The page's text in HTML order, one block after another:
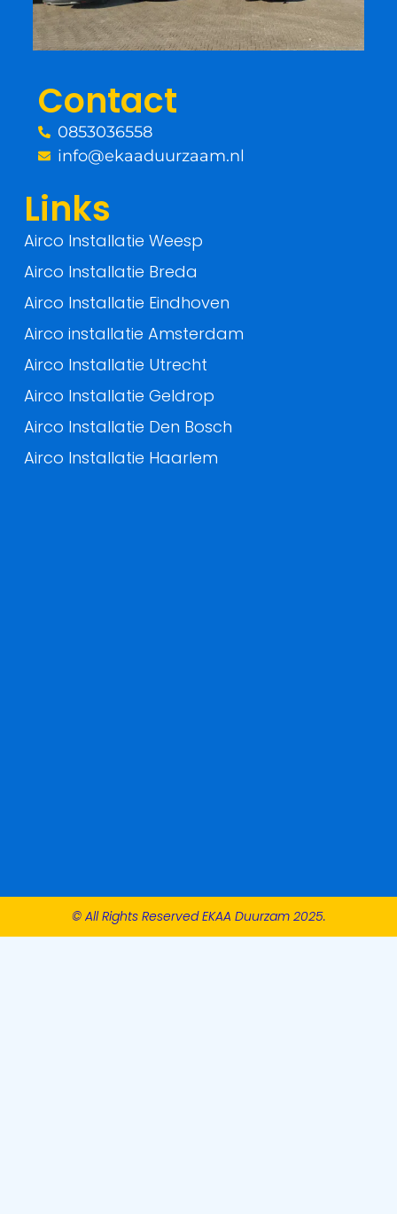
o
k
-
e
Contact
0853036558
info@ekaaduurzaam.nl
Links
Airco Installatie Weesp
Airco Installatie Breda
Airco Installatie Eindhoven
Airco installatie Amsterdam
Airco Installatie Utrecht
Airco Installatie Geldrop
Airco Installatie Den Bosch
Airco Installatie Haarlem
© All Rights Reserved EKAA Duurzam 2025.